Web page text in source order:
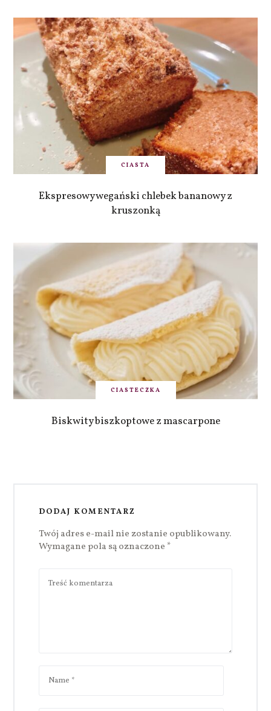
CIASTA
Ekspresowy wegański chlebek bananowy z
kruszonką
CIASTECZKA
Biskwity biszkoptowe z mascarpone
DODAJ KOMENTARZ
Twój adres e-mail nie zostanie opublikowany.
Wymagane pola są oznaczone *